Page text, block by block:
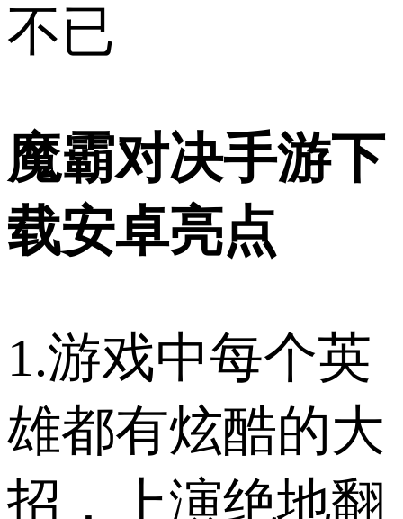
不已
魔霸对决手游下
载安卓亮点
1.游戏中每个英
雄都有炫酷的大
招，上演绝地翻